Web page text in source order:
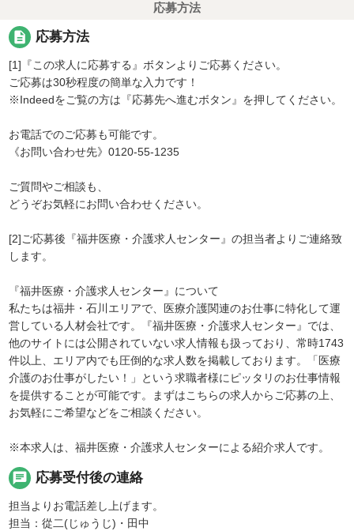
応募方法
description 応募方法
[1]『この求人に応募する』ボタンよりご応募ください。
ご応募は30秒程度の簡単な入力です！
※Indeedをご覧の方は『応募先へ進むボタン』を押してください。
お電話でのご応募も可能です。
《お問い合わせ先》0120-55-1235
ご質問やご相談も、
どうぞお気軽にお問い合わせください。
[2]ご応募後『福井医療・介護求人センター』の担当者よりご連絡致
します。
『福井医療・介護求人センター』について
私たちは福井・石川エリアで、医療介護関連のお仕事に特化して運
営している人材会社です。『福井医療・介護求人センター』では、
他のサイトには公開されていない求人情報も扱っており、常時1743
件以上、エリア内でも圧倒的な求人数を掲載しております。「医療
介護のお仕事がしたい！」という求職者様にピッタリのお仕事情報
を提供することが可能です。まずはこちらの求人からご応募の上、
お気軽にご希望などをご相談ください。
※本求人は、福井医療・介護求人センターによる紹介求人です。
chat 応募受付後の連絡
担当よりお電話差し上げます。
担当：從二(じゅうじ)・田中